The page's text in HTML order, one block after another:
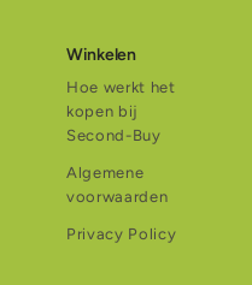
Winkelen
Hoe werkt het
kopen bij
Second-Buy
Algemene
voorwaarden
Privacy Policy